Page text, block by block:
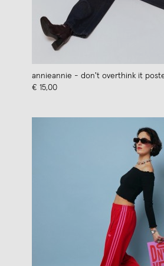
annieannie - don't overthink it
€ 15,00